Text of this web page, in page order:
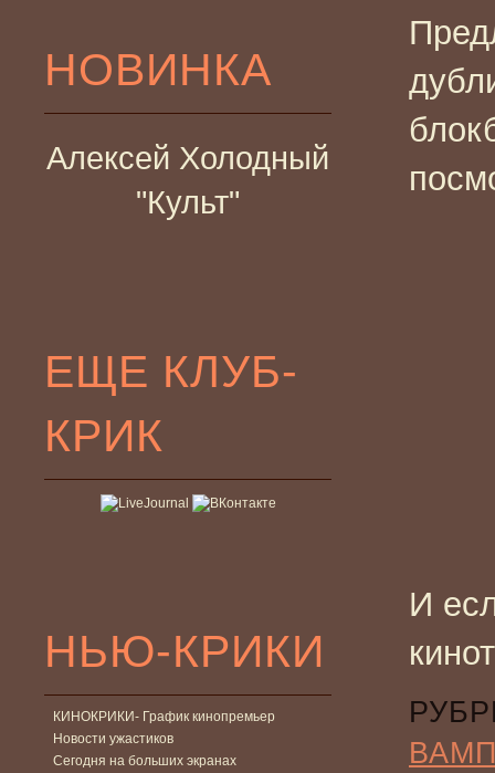
НОВИНКА
Алексей Холодный
"Культ"
ЕЩЕ КЛУБ-
КРИК
НЬЮ-КРИКИ
КИНОКРИКИ- График кинопремьер
Новости ужастиков
Сегодня на больших экранах
И